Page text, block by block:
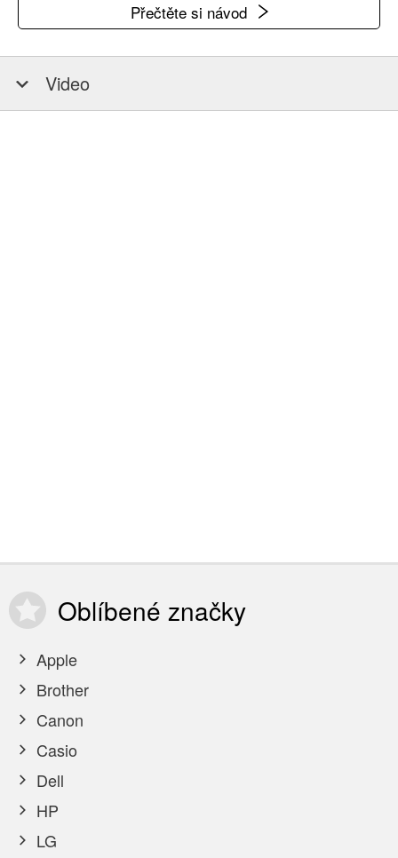
Přečtěte si návod
Video
Oblíbené značky
Apple
Brother
Canon
Casio
Dell
HP
LG